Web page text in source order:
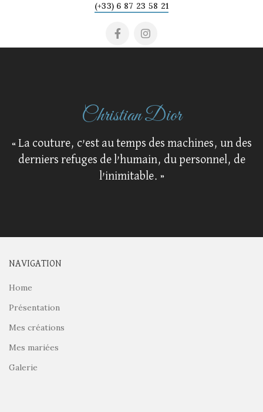
(+33) 6 87 23 58 21
Christian Dior
« La couture, c’est au temps des machines, un des
derniers refuges de l’humain, du personnel, de
l’inimitable. »
NAVIGATION
Home
Présentation
Mes créations
Mes mariées
Galerie